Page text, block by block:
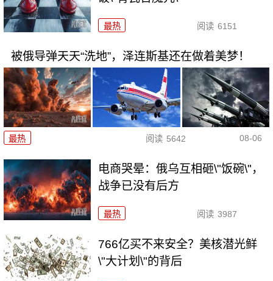
最热 阅读 6151
被俄导弹天天“洗地”，泽连斯基还在做着美梦！
最热 阅读 5642 08-06
电商哭晕：俄乌互相砸\"饭碗\"，
战争已没有后方
最热 阅读 3987
766亿买不来安全？美核潜光鲜
\"大计划\"的背后